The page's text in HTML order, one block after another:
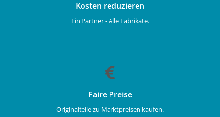
Kosten reduzieren
Ein Partner - Alle Fabrikate.
Faire Preise
Originalteile zu Marktpreisen kaufen.